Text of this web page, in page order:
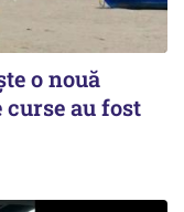
o nouă
curse au fost